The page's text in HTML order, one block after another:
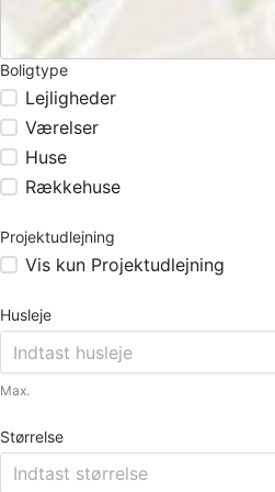
Boligtype
Lejligheder
Værelser
Huse
Rækkehuse
Projektudlejning
Vis kun Projektudlejning
Husleje
Max.
Størrelse